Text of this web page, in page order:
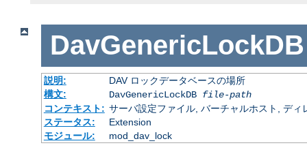
DavGenericLockDB
説明:
DAV ロックデータベースの場所
構文:
DavGenericLockDB file-path
コンテキスト: サーバ設定ファイル, バーチャルホスト, ディ
ステータス:
Extension
モジュール:
mod_dav_lock